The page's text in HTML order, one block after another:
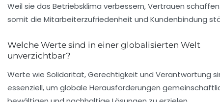
Weil sie das Betriebsklima verbessern, Vertrauen
somit die Mitarbeiterzufriedenheit und Kundenbindung
Welche Werte sind in einer globalisierten Welt
unverzichtbar?
Werte wie Solidarität, Gerechtigkeit und Verantwortung
essenziell, um globale Herausforderungen